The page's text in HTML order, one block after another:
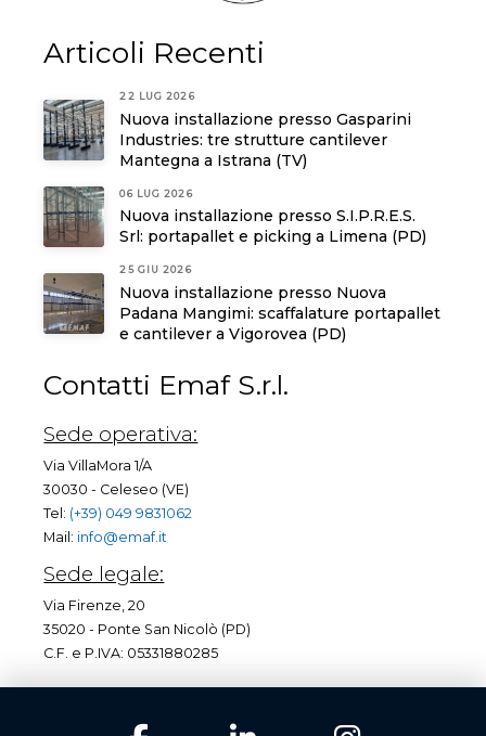
Articoli Recenti
22 LUG 2026
Nuova installazione presso Gasparini
Industries: tre strutture cantilever
Mantegna a Istrana (TV)
06 LUG 2026
Nuova installazione presso S.I.P.R.E.S.
Srl: portapallet e picking a Limena (PD)
25 GIU 2026
Nuova installazione presso Nuova
Padana Mangimi: scaffalature portapallet
e cantilever a Vigorovea (PD)
Contatti Emaf S.r.l.
Sede operativa:
Via VillaMora 1/A
30030 - Celeseo (VE)
Tel: (+39) 049 9831062
Mail: info@emaf.it
Sede legale:
Via Firenze, 20
35020 - Ponte San Nicolò (PD)
C.F. e P.IVA: 05331880285